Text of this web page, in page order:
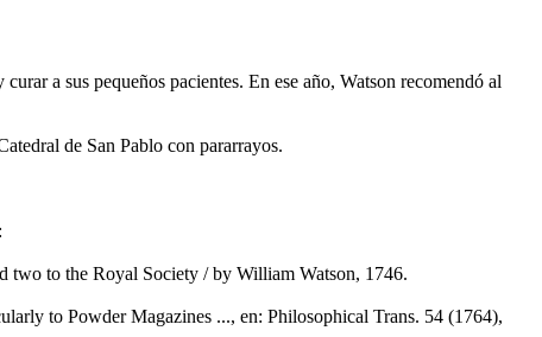
a sus pequeños pacientes. En ese año, Watson recomendó al
de San Pablo con pararrayos.
two to the Royal Society / by William Watson, 1746.
to Powder Magazines ..., en: Philosophical Trans. 54 (1764),